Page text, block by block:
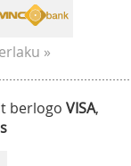
»
berlogo VISA,